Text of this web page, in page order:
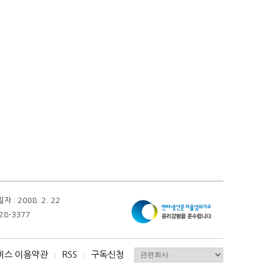
자 : 2008. 2. 22
3377
스 이용약관 I RSS I 구독신청